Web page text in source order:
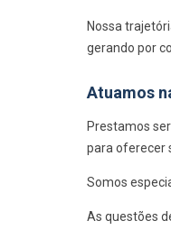
Nossa
gerando por
Atuamos
Prestamos
para oferecer
Somos
As questões